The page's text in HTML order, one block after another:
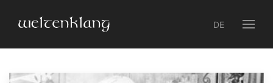
DE